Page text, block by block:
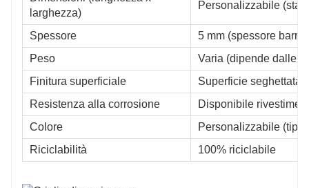
larghezza)
Personalizzabile
Spessore
5 mm (spessore barra
Peso
Varia (dipende dalle
Finitura superficiale
Superficie seghettata
Resistenza alla corrosione
Disponibile
Colore
Personalizzabile
Riciclabilità
100% riciclabile